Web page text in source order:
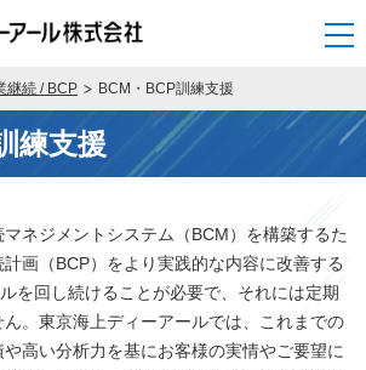
開く
継続 / BCP BCM・BCP訓練支援
練支援
ネジメントシステム（BCM）を構築するた
画（BCP）をより実践的な内容に改善する
を回し続けることが必要で、それには定期
。東京海上ディーアールでは、これまでの
高い分析力を基にお客様の実情やご要望に